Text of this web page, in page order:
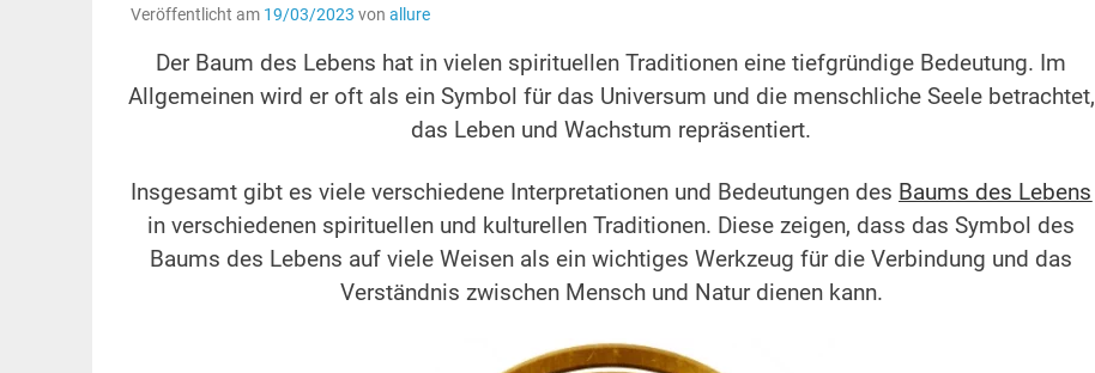
Veröffentlicht am 19/03/2023 von allure
Der Baum des Lebens hat in vielen spirituellen Traditionen eine tiefgründige Bedeutung. Im
Allgemeinen wird er oft als ein Symbol für das Universum und die menschliche Seele betrachtet,
das Leben und Wachstum repräsentiert.
Insgesamt gibt es viele verschiedene Interpretationen und Bedeutungen des Baums des Lebens
in verschiedenen spirituellen und kulturellen Traditionen. Diese zeigen, dass das Symbol des
Baums des Lebens auf viele Weisen als ein wichtiges Werkzeug für die Verbindung und das
Verständnis zwischen Mensch und Natur dienen kann.